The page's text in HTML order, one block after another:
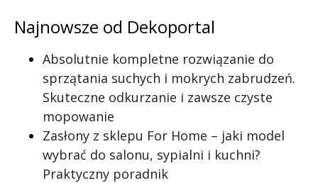
Najnowsze od Dekoportal
Absolutnie kompletne rozwiązanie do
sprzątania suchych i mokrych zabrudzeń.
Skuteczne odkurzanie i zawsze czyste
mopowanie
Zasłony z sklepu For Home – jaki model
wybrać do salonu, sypialni i kuchni?
Praktyczny poradnik